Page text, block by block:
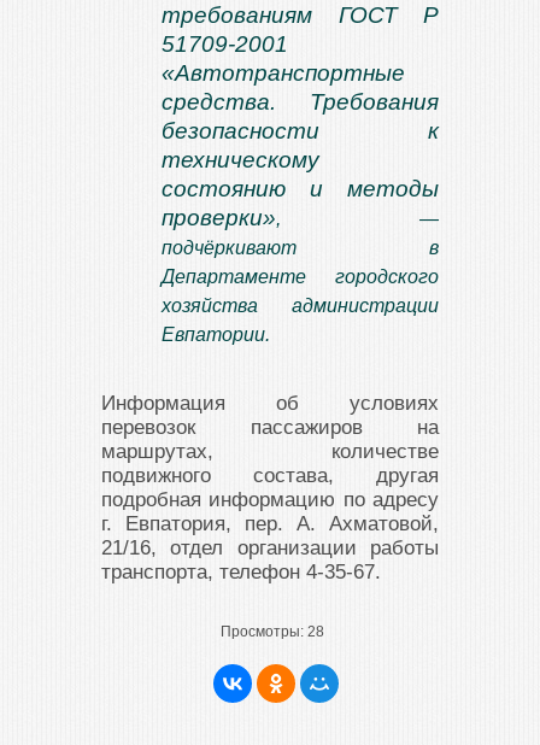
требованиям ГОСТ Р
51709-2001
«Автотранспортные
средства. Требования
безопасности к
техническому
состоянию и методы
проверки», —
подчёркивают в
Департаменте городского
хозяйства администрации
Евпатории.
Информация об условиях
перевозок пассажиров на
маршрутах, количестве
подвижного состава, другая
подробная информацию по адресу
г. Евпатория, пер. А. Ахматовой,
21/16, отдел организации работы
транспорта, телефон 4-35-67.
Просмотры: 28